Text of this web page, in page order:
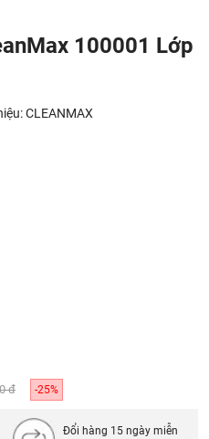
100001 Lớp
CLEANMAX
đ -25%
Đổi hàng 15 ngày miễn